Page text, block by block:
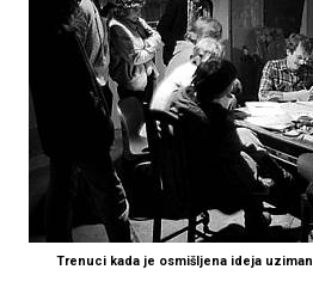
Trenuci kada je osmišljena ideja